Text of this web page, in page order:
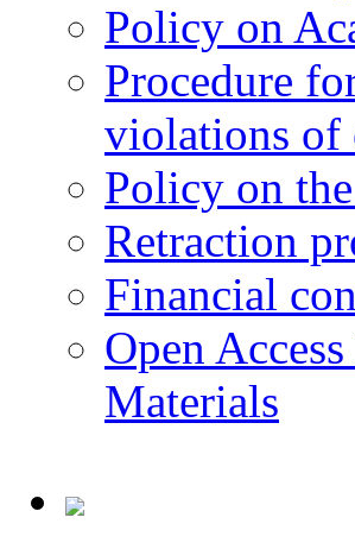
Policy on
Procedure
violations of
Policy on
Retraction
Financial
Open
Materials